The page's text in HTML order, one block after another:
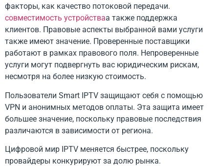
факторы, как качество потоковой передачи.
совместимость устройстваа также поддержка
клиентов. Правовые аспекты выбранной вами услуги
также имеют значение. Проверенные поставщики
работают в рамках правового поля. Непроверенные
услуги могут подвергнуть вас юридическим рискам,
несмотря на более низкую стоимость.
Пользователи Smart IPTV защищают себя с помощью
VPN и анонимных методов оплаты. Эта защита имеет
большее значение, поскольку правовые последствия
различаются в зависимости от региона.
Цифровой мир IPTV меняется быстрее, поскольку
провайдеры конкурируют за долю рынка.